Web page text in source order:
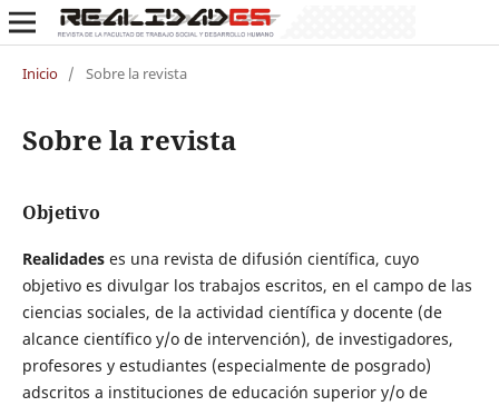
Inicio / Sobre la revista
Sobre la revista
Objetivo
Realidadeses una revista de difusión científica, cuyo
objetivo es divulgar los trabajos escritos, en el campo de las
ciencias sociales, de la actividad científica y docente (de
alcance científico y/o de intervención), de investigadores,
profesores y estudiantes (especialmente de posgrado)
adscritos a instituciones de educación superior y/o de